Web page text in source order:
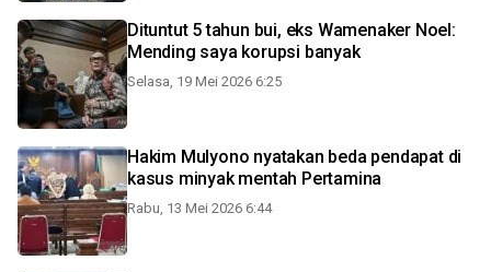
Dituntut 5 tahun bui, eks Wamenaker Noel:
Mending saya korupsi banyak
Selasa, 19 Mei 2026 6:25
Hakim Mulyono nyatakan beda pendapat di
kasus minyak mentah Pertamina
Rabu, 13 Mei 2026 6:44